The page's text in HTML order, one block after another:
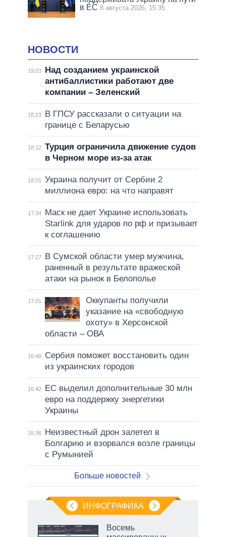
в ЕС 8 августа 2026, 15:35
НОВОСТИ
19:03
Над созданием украинской
антибаллистики работают две
компании – Зеленский
18:23
В ГПСУ рассказали о ситуации на
границе с Беларусью
18:12 Турция ограничила движение судов
в Черном море из-за атак
18:01
Украина получит от Сербии 2
миллиона евро: на что направят
17:34
Маск не дает Украине использовать
Starlink для ударов по рф и призывает
к соглашению
17:27
В Сумской области умер мужчина,
раненный в результате вражеской
атаки на рынок в Белополье
17:01
Оккупанты получили
указание на «свободную
охоту» в Херсонской
области – ОВА
16:48
Сербия поможет восстановить один
из украинских городов
16:42
ЕС выделил дополнительные 30 млн
евро на поддержку энергетики
Украины
16:36
Неизвестный дрон залетел в
Болгарию и взорвался возле границы
с Румынией
Больше новостей
ИНФОГРАФИКА
Восемь